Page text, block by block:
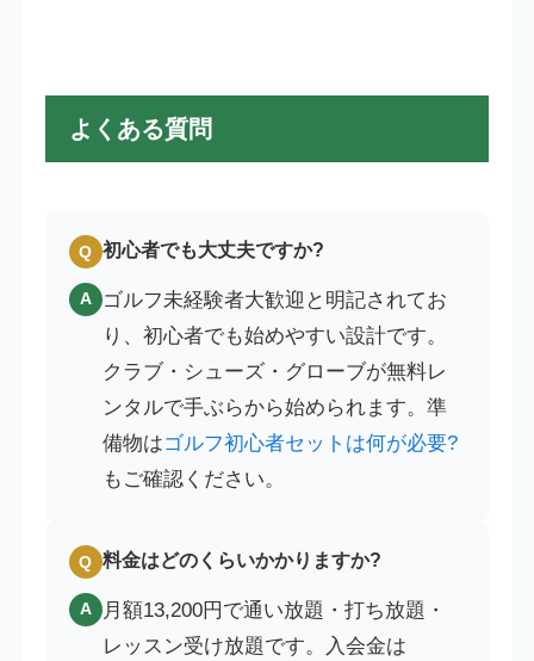
よくある質問
Q 初心者でも大丈夫ですか?
A ゴルフ未経験者大歓迎と明記されてお
り、初心者でも始めやすい設計です。
クラブ・シューズ・グローブが無料レ
ンタルで手ぶらから始められます。準
備物はゴルフ初心者セットは何が必要?
もご確認ください。
Q 料金はどのくらいかかりますか?
A 月額13,200円で通い放題・打ち放題・
レッスン受け放題です。入会金は